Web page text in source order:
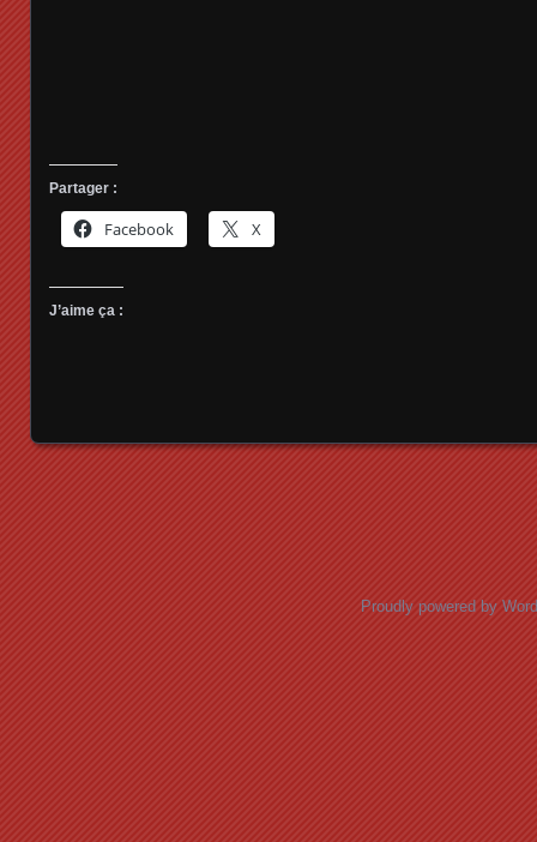
Partager :
Facebook X
J’aime ça :
Proudly powered by